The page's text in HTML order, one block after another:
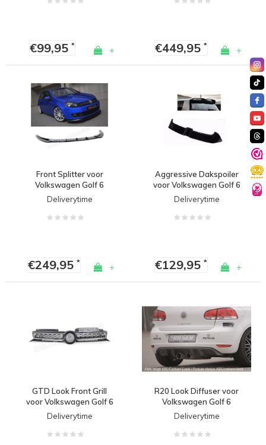
€99,95* + €449,95* +
Front Splitter voor
Volkswagen Golf 6
Deliverytime
€249,95* +
Aggressive Dakspoiler
voor Volkswagen Golf 6
Deliverytime
€129,95* +
GTD Look Front Grill
voor Volkswagen Golf 6
GTI / GTD
Deliverytime
R20 Look Diffuser voor
Volkswagen Golf 6
Deliverytime